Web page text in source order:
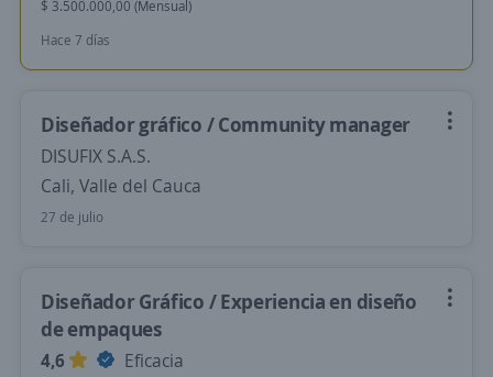
$ 3.500.000,00 (Mensual)
Hace 7 días
Diseñador gráfico / Community manager
DISUFIX S.A.S.
Cali, Valle del Cauca
27 de julio
Diseñador Gráfico / Experiencia en diseño
de empaques
4,6
Eficacia